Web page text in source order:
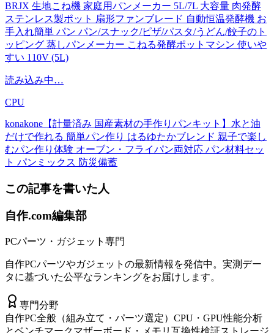
BRJX 生地こね機 家庭用パンメーカー 5L/7L 大容量 肉発酵
ステンレス製ポット 扇形ファンブレード 自動恒温発酵機 お
手入れ簡単 パン パン/スナック/ピザ/パスタ/うどん/餃子のト
ッピング 蒸しパンメーカー こねる発酵ポットマシン 使いや
すい 110V (5L)
読み込み中…
CPU
konakone【計量済み 国産素材の手作りパンキット】水と油
だけで作れる 簡単パン作り はるゆたかブレンド 親子で楽し
むパン作り体験 オーブン・フライパン両対応 パン材料セッ
ト パンミックス 防災備蓄
この記事を書いた人
自作.com編集部
PCパーツ・ガジェット専門
自作PCパーツやガジェットの最新情報を発信中。実測デー
タに基づいた公平なランキングをお届けします。
専門分野
自作PC全般（組み立て・パーツ選定） CPU・GPU性能分析